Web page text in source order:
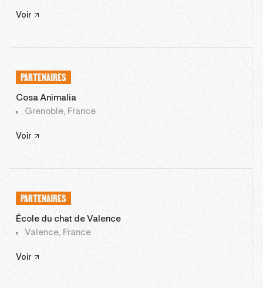
Voir
PARTENAIRES
Cosa Animalia
Grenoble, France
Voir
PARTENAIRES
École du chat de Valence
Valence, France
Voir